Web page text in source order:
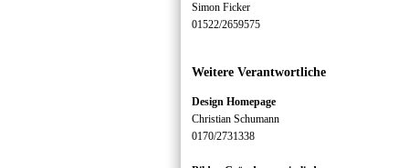
Simon Ficker
01522/2659575
Weitere Verantwortliche
Design Homepage
Christian Schumann
0170/2731338